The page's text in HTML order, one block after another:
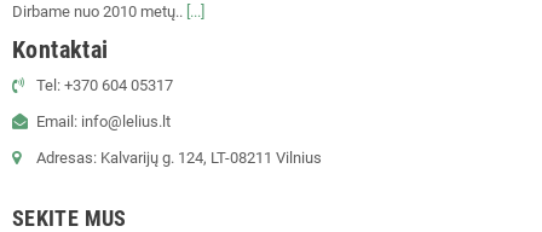
Dirbame nuo 2010 metų.. [...]
Kontaktai
Tel: +370 604 05317
Email: info@lelius.lt
Adresas: Kalvarijų g. 124, LT-08211 Vilnius
SEKITE MUS